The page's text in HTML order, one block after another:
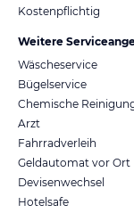
Kostenpflichtig
Weitere
Wäscheservice
Bügelservice
Chemische
Arzt
Fahrradverleih
Geldautomat vor Ort
Devisenwechsel
Hotelsafe